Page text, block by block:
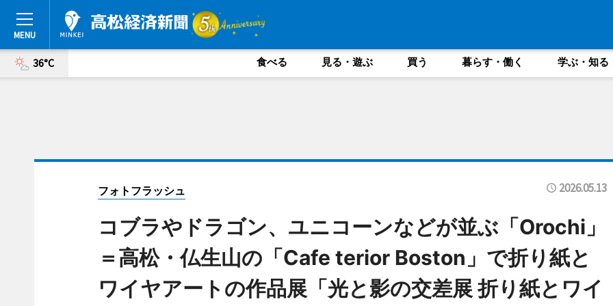
36°C 食べる 見る・遊ぶ 買う 暮らす・働く 学ぶ・知る
フォトフラッシュ 2026.05.13
コブラやドラゴン、ユニコーンなどが並ぶ「Orochi」
＝高松・仏生山の「Cafe terior Boston」で折り紙と
ワイヤアートの作品展「光と影の交差展 折り紙とワイ